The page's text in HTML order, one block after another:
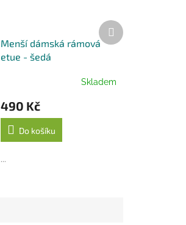
Menší dámská rámová
etue - šedá
Skladem
490 Kč
Do košíku
...
Další
produkt